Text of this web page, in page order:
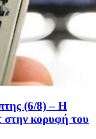
(6/8) – Η
κορυφή του